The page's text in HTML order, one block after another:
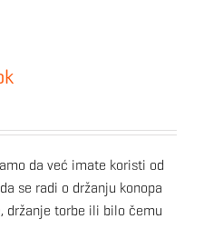
da već imate koristi od
se radi o držanju konopa
držanje torbe ili bilo čemu